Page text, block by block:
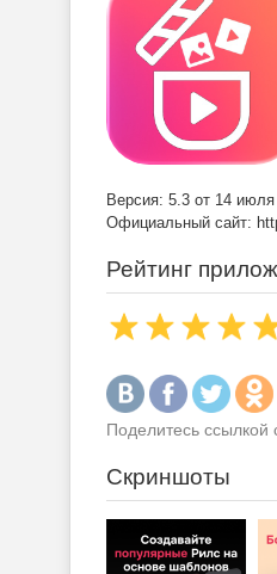
Версия: 5.3 от 14
Официальный сайт:
Рейтинг
Поделитесь ссылкой
Скриншоты